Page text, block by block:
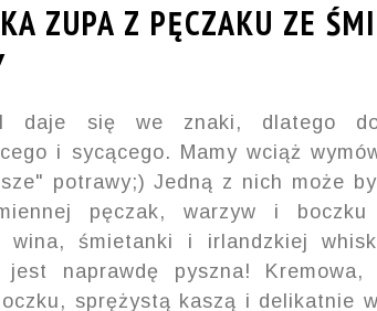
ZUPA Z PĘCZAKU ZE
daje się we znaki, dlatego
i sycącego. Mamy wciąż
potrawy;) Jedną z nich może
pęczak, warzyw i
wina, śmietanki i irlandzkiej
naprawdę pyszna! Kremowa,
sprężystą kaszą i delikatnie